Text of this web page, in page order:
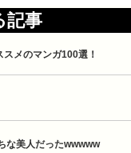
記事
メのマンガ100選！
な美人だったwwwww